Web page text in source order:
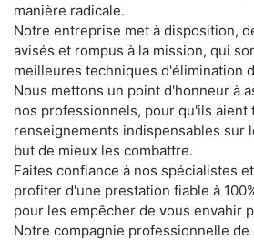
manière radicale.
Notre entreprise met à disposition,
avisés et rompus à la mission, qui
meilleures techniques d'élimination
Nous mettons un point d'honneur à
nos professionnels, pour qu'ils aient
renseignements indispensables sur
but de mieux les combattre.
Faites confiance à nos spécialistes
profiter d'une prestation fiable à
pour les empêcher de vous envahir
Notre compagnie professionnelle de